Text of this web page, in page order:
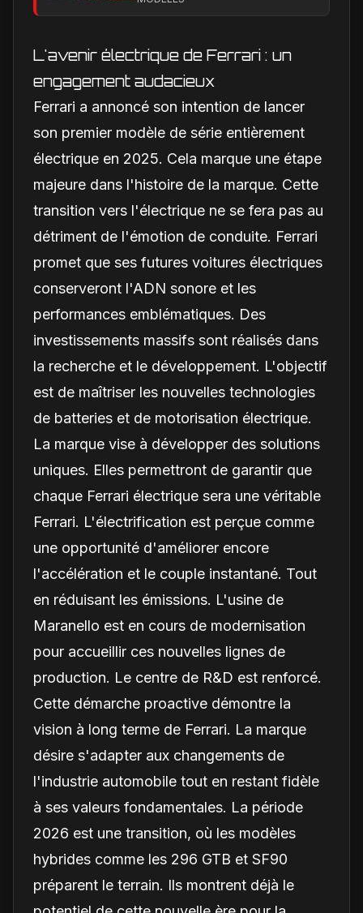
L'avenir électrique de Ferrari : un
engagement audacieux
Ferrari a annoncé son intention de lancer
son premier modèle de série entièrement
électrique en 2025. Cela marque une étape
majeure dans l'histoire de la marque. Cette
transition vers l'électrique ne se fera pas au
détriment de l'émotion de conduite. Ferrari
promet que ses futures voitures électriques
conserveront l'ADN sonore et les
performances emblématiques. Des
investissements massifs sont réalisés dans
la recherche et le développement. L'objectif
est de maîtriser les nouvelles technologies
de batteries et de motorisation électrique.
La marque vise à développer des solutions
uniques. Elles permettront de garantir que
chaque Ferrari électrique sera une véritable
Ferrari. L'électrification est perçue comme
une opportunité d'améliorer encore
l'accélération et le couple instantané. Tout
en réduisant les émissions. L'usine de
Maranello est en cours de modernisation
pour accueillir ces nouvelles lignes de
production. Le centre de R&D est renforcé.
Cette démarche proactive démontre la
vision à long terme de Ferrari. La marque
désire s'adapter aux changements de
l'industrie automobile tout en restant fidèle
à ses valeurs fondamentales. La période
2026 est une transition, où les modèles
hybrides comme les 296 GTB et SF90
préparent le terrain. Ils montrent déjà le